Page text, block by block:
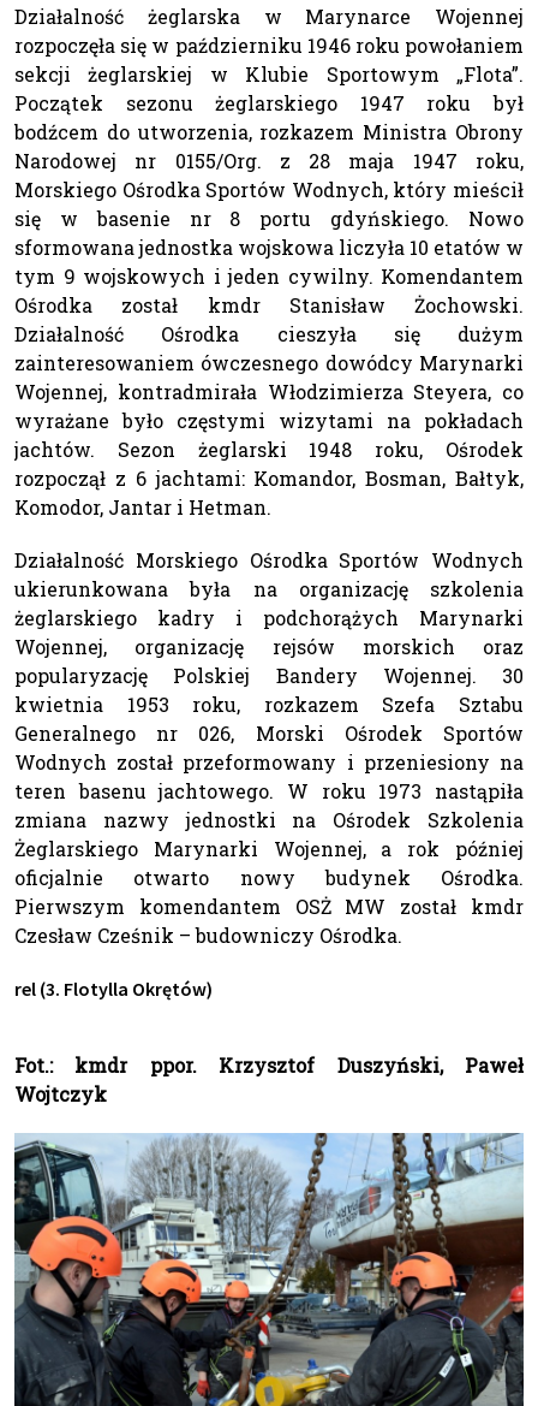
Działalność żeglarska w Marynarce Wojennej
rozpoczęła się w październiku 1946 roku powołaniem
sekcji żeglarskiej w Klubie Sportowym „Flota”.
Początek sezonu żeglarskiego 1947 roku był
bodźcem do utworzenia, rozkazem Ministra Obrony
Narodowej nr 0155/Org. z 28 maja 1947 roku,
Morskiego Ośrodka Sportów Wodnych, który mieścił
się w basenie nr 8 portu gdyńskiego. Nowo
sformowana jednostka wojskowa liczyła 10 etatów w
tym 9 wojskowych i jeden cywilny. Komendantem
Ośrodka został kmdr Stanisław Żochowski.
Działalność Ośrodka cieszyła się dużym
zainteresowaniem ówczesnego dowódcy Marynarki
Wojennej, kontradmirała Włodzimierza Steyera, co
wyrażane było częstymi wizytami na pokładach
jachtów. Sezon żeglarski 1948 roku, Ośrodek
rozpoczął z 6 jachtami: Komandor, Bosman, Bałtyk,
Komodor, Jantar i Hetman.
Działalność Morskiego Ośrodka Sportów Wodnych
ukierunkowana była na organizację szkolenia
żeglarskiego kadry i podchorążych Marynarki
Wojennej, organizację rejsów morskich oraz
popularyzację Polskiej Bandery Wojennej. 30
kwietnia 1953 roku, rozkazem Szefa Sztabu
Generalnego nr 026, Morski Ośrodek Sportów
Wodnych został przeformowany i przeniesiony na
teren basenu jachtowego. W roku 1973 nastąpiła
zmiana nazwy jednostki na Ośrodek Szkolenia
Żeglarskiego Marynarki Wojennej, a rok później
oficjalnie otwarto nowy budynek Ośrodka.
Pierwszym komendantem OSŻ MW został kmdr
Czesław Cześnik – budowniczy Ośrodka.
rel (3. Flotylla Okrętów)
Fot.: kmdr ppor. Krzysztof Duszyński, Paweł
Wojtczyk